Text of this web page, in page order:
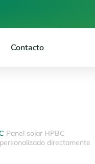
Contacto
Panel solar HPBC
directamente